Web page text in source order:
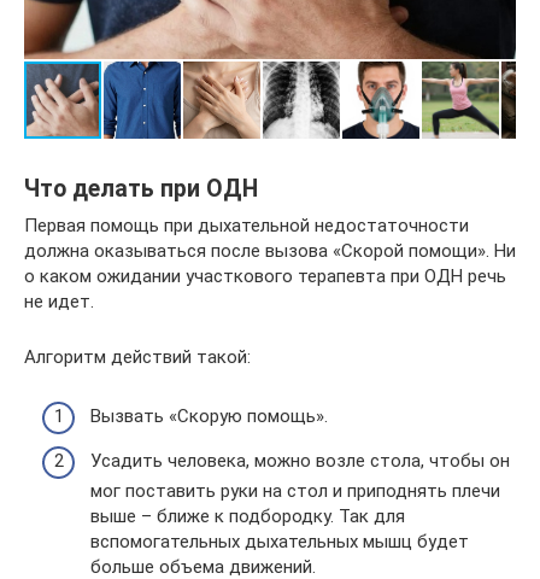
Что делать при ОДН
Первая помощь при дыхательной недостаточности
должна оказываться после вызова «Скорой помощи». Ни
о каком ожидании участкового терапевта при ОДН речь
не идет.
Алгоритм действий такой:
Вызвать «Скорую помощь».
Усадить человека, можно возле стола, чтобы он
мог поставить руки на стол и приподнять плечи
выше – ближе к подбородку. Так для
вспомогательных дыхательных мышц будет
больше объема движений.